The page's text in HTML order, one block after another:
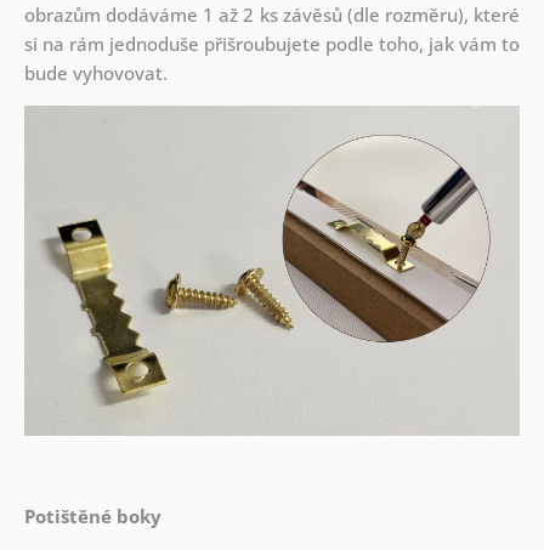
obrazům dodáváme 1 až 2 ks závěsů (dle rozměru), které
si na rám jednoduše přišroubujete podle toho, jak vám to
bude vyhovovat.
Potištěné boky